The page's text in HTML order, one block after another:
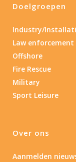
Doelgroepen
Industry/
Law enforcement
Offshore
Fire Rescue
Military
Sport Leisure
Over ons
Aanmelden